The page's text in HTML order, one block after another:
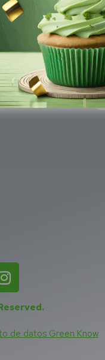
1 331 407
am - 5:00 pm
.
de datos Green Know